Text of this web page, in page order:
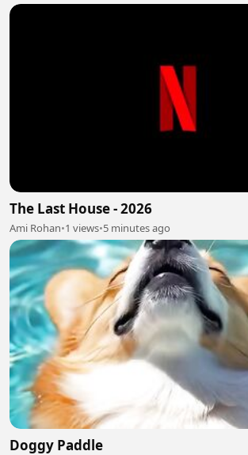
The Last House - 2026
Ami Rohan•1 views•5 minutes ago
Doggy Paddle